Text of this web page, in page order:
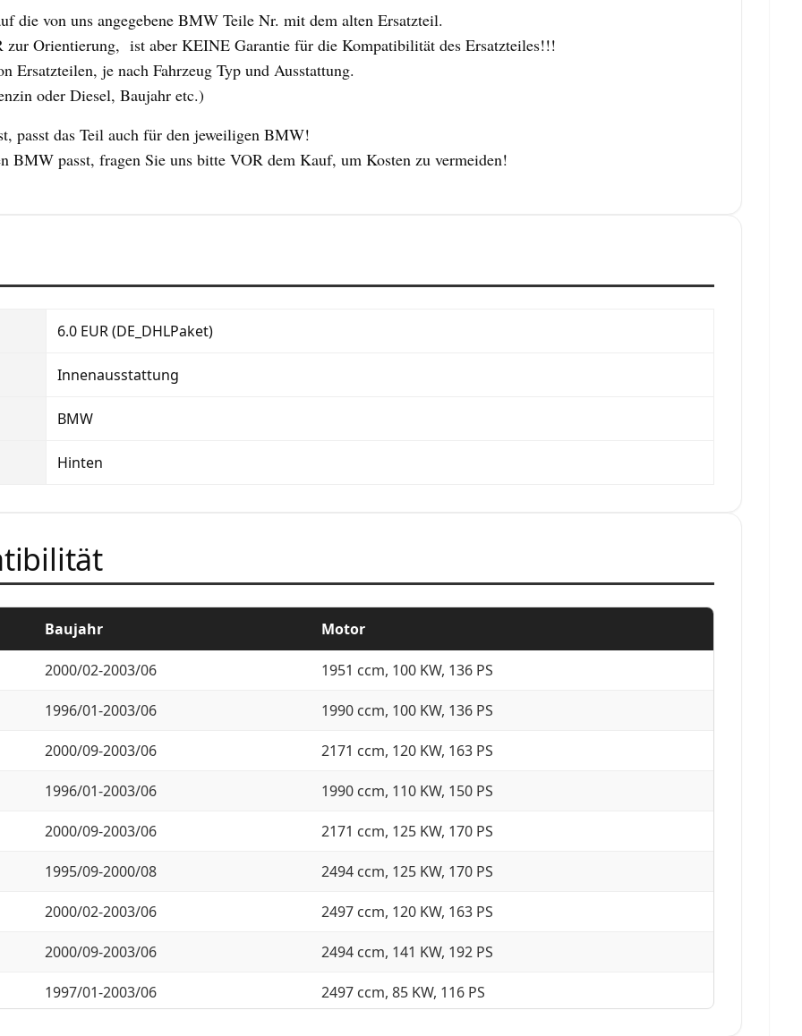
die von uns angegebene BMW Teile Nr. mit dem alten Ersatzteil.
zur Orientierung, ist aber KEINE Garantie für die Kompatibilität des Ersatzteiles!!!
Ersatzteilen, je nach Fahrzeug Typ und Ausstattung.
oder Diesel, Baujahr etc.)
passt das Teil auch für den jeweiligen BMW!
BMW passt, fragen Sie uns bitte VOR dem Kauf, um Kosten zu vermeiden!
6.0 EUR (DE_DHLPaket)
Innenausstattung
BMW
Hinten
Baujahr Motor
2000/02-2003/06 1951 ccm, 100 KW, 136 PS
1996/01-2003/06 1990 ccm, 100 KW, 136 PS
2000/09-2003/06 2171 ccm, 120 KW, 163 PS
1996/01-2003/06 1990 ccm, 110 KW, 150 PS
2000/09-2003/06 2171 ccm, 125 KW, 170 PS
1995/09-2000/08 2494 ccm, 125 KW, 170 PS
2000/02-2003/06 2497 ccm, 120 KW, 163 PS
2000/09-2003/06 2494 ccm, 141 KW, 192 PS
1997/01-2003/06 2497 ccm, 85 KW, 116 PS